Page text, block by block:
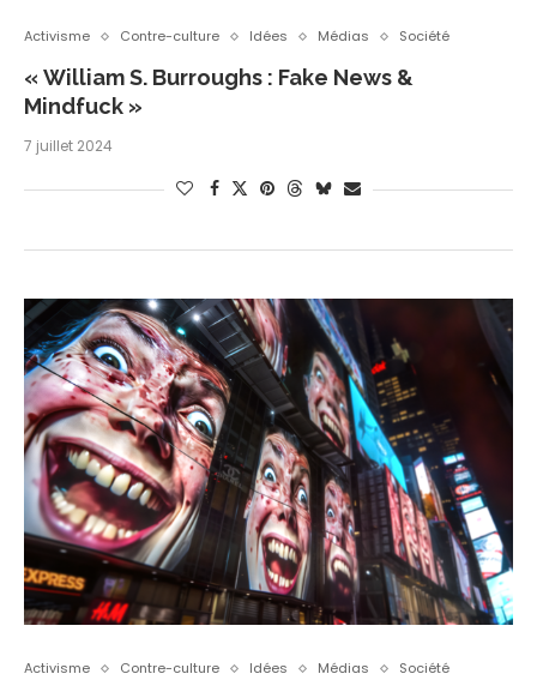
Activisme Contre-culture Idées Médias Société
« William S. Burroughs : Fake News &
Mindfuck »
7 juillet 2024
Activisme Contre-culture Idées Médias Société